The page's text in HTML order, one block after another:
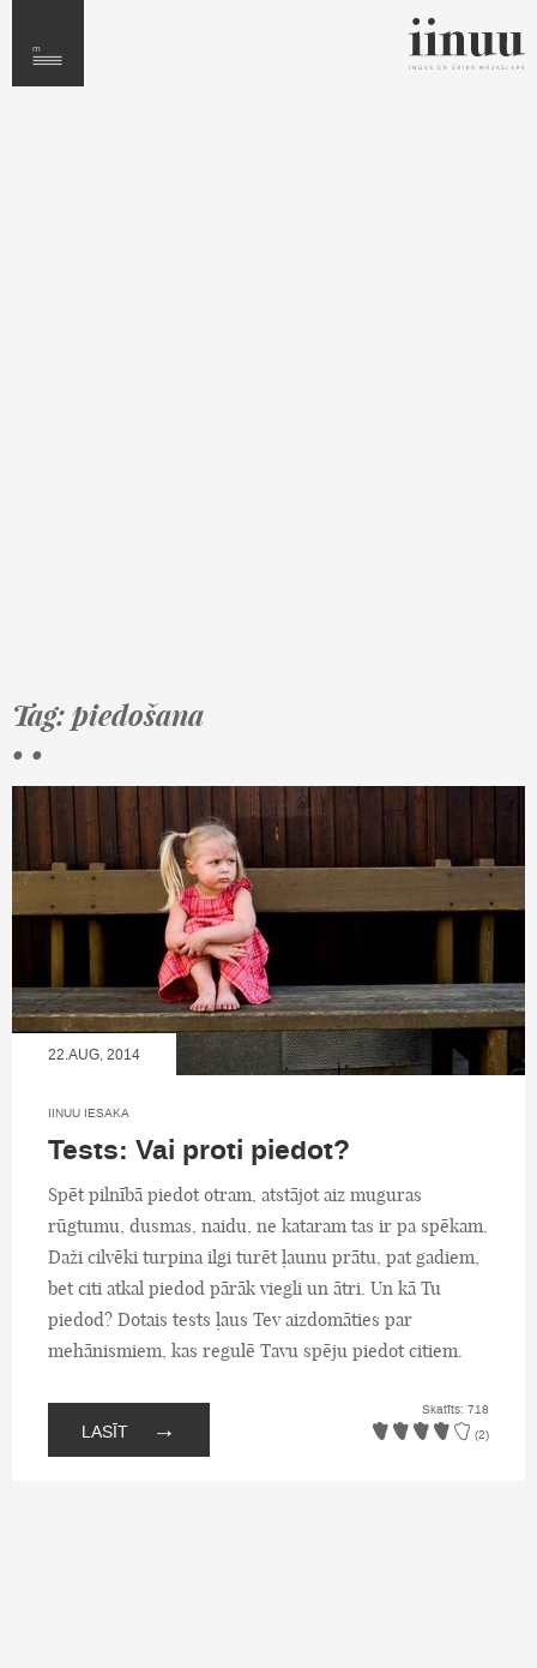
Tag: piedošana
• •
22.AUG, 2014
IINUU IESAKA
Tests: Vai proti piedot?
Spēt pilnībā piedot otram, atstājot aiz muguras
rūgtumu, dusmas, naidu, ne kataram tas ir pa spēkam.
Daži cilvēki turpina ilgi turēt ļaunu prātu, pat gadiem,
bet citi atkal piedod pārāk viegli un ātri. Un kā Tu
piedod? Dotais tests ļaus Tev aizdomāties par
mehānismiem, kas regulē Tavu spēju piedot citiem.
LASĪT →
Skatīts: 718
(2)